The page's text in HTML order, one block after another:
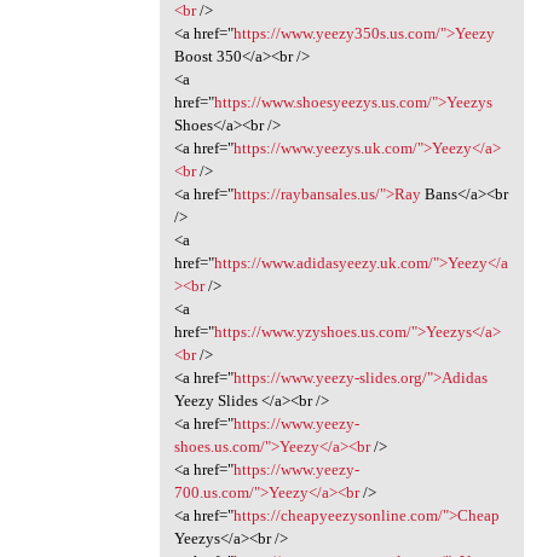
<br/>
<a href="https://www.yeezy350s.us.com/">Yeezy
Boost 350</a><br />
<a
href="https://www.shoesyeezys.us.com/">Yeezys
Shoes</a><br />
<a href="https://www.yeezys.uk.com/">Yeezy</a>
<br/>
<a href="https://raybansales.us/">RayBans</a><br
/>
<a
href="https://www.adidasyeezy.uk.com/">Yeezy</a
><br/>
<a
href="https://www.yzyshoes.us.com/">Yeezys</a>
<br/>
<a href="https://www.yeezy-slides.org/">Adidas
Yeezy Slides </a><br />
<a href="https://www.yeezy-
shoes.us.com/">Yeezy</a><br/>
<a href="https://www.yeezy-
700.us.com/">Yeezy</a><br/>
<a href="https://cheapyeezysonline.com/">Cheap
Yeezys</a><br />